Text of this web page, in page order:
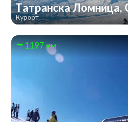
Татранска Ломница,
Курорт
1197 км